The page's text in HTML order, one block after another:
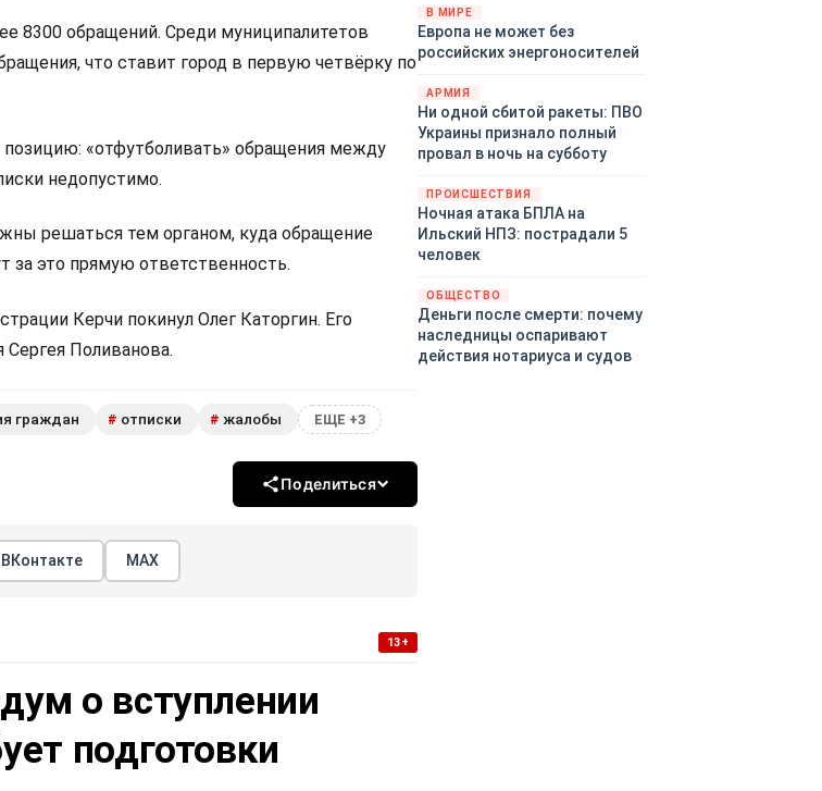
8300 обращений. Среди муниципалитетов
что ставит город в первую четвёрку по
«отфутболивать» обращения между
недопустимо.
решаться тем органом, куда обращение
за это прямую ответственность.
Керчи покинул Олег Каторгин. Его
Поливанова.
граждан # отписки # жалобы ЕЩЕ +3
Поделиться
ВКонтакте МАХ
13+
о вступлении
подготовки
территориями Белгородской,
Брянской, Воронежской,
Курской, Липецкой,
Ростовской, Рязанской,
Самарской, Саратовской,
Тамбовской, Тульской
областей, Краснодарского
края, Республики Крым и над
акваторией Азовского моря.
В МИРЕ
Европа не может без
российских энергоносителей
АРМИЯ
Ни одной сбитой ракеты: ПВО
Украины признало полный
провал в ночь на субботу
ПРОИСШЕСТВИЯ
Ночная атака БПЛА на
Ильский НПЗ: пострадали 5
человек
ОБЩЕСТВО
Деньги после смерти: почему
наследницы оспаривают
действия нотариуса и судов